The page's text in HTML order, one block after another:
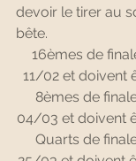
devoir le tirer au
bête.
16èmes de
11/02 et doivent
8èmes de
04/03 et doivent
Quarts de